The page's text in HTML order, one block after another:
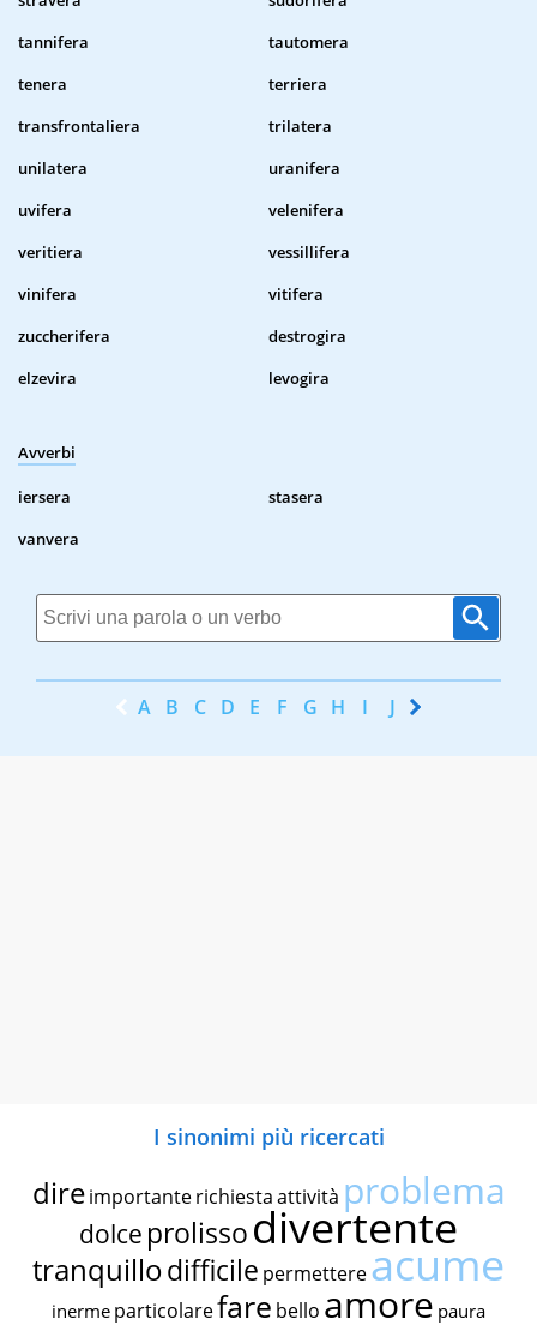
tannifera
tautomera
tenera
terriera
transfrontaliera
trilatera
unilatera
uranifera
uvifera
velenifera
veritiera
vessillifera
vinifera
vitifera
zuccherifera
destrogira
elzevira
levogira
Avverbi
iersera
stasera
vanvera
A B C D E F G H I J K
I sinonimi più ricercati
dire importante richiestaattività problema
dolce prolissodivertente
tranquillodifficile permettereacume
inerme particolarefare bello amore paura